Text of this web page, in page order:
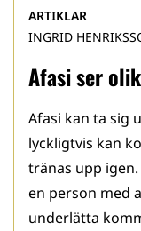
Afasi ser
ARTIKLAR
INGRID
Afasi kan ta sig
lyckligtvis kan
tränas upp
en person med
underlätta